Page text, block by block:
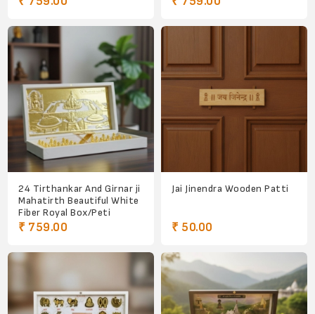
24 Tirthankar And Girnar ji
Mahatirth Beautiful White
Fiber Royal Box/Peti
₹ 759.00
Jai Jinendra Wooden Patti
₹ 50.00